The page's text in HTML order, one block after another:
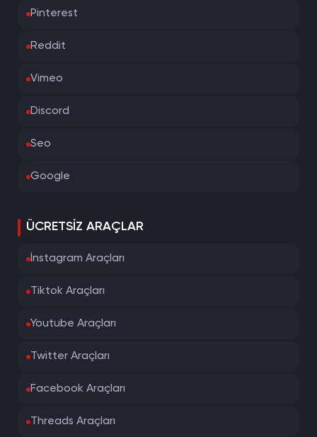
Pinterest
Reddit
Vimeo
Discord
Seo
Google
ÜCRETSIZ ARAÇLAR
İnstagram Araçları
Tiktok Araçları
Youtube Araçları
Twitter Araçları
Facebook Araçları
Threads Araçları